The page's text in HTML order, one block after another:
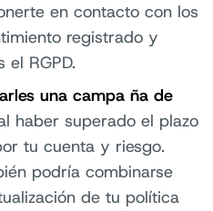
en contacto con los
registrado y
RGPD.
una campa ña de
haber superado el plazo
tu cuenta y riesgo.
podría combinarse
de tu política